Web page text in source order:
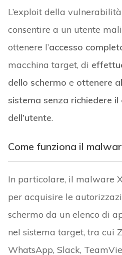
L’exploit della
consentire a un utente
ottenere l’accesso
macchina target, di
dello schermo e ottenere
sistema senza richiedere
dell’utente.
Come funziona il
In particolare, il malware
per acquisire le
schermo da un elenco di
nel sistema target, tra cui
WhatsApp, Slack,